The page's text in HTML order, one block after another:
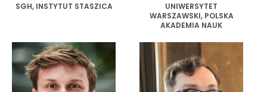
SGH, INSTYTUT STASZICA
UNIWERSYTET
WARSZAWSKI, POLSKA
AKADEMIA NAUK